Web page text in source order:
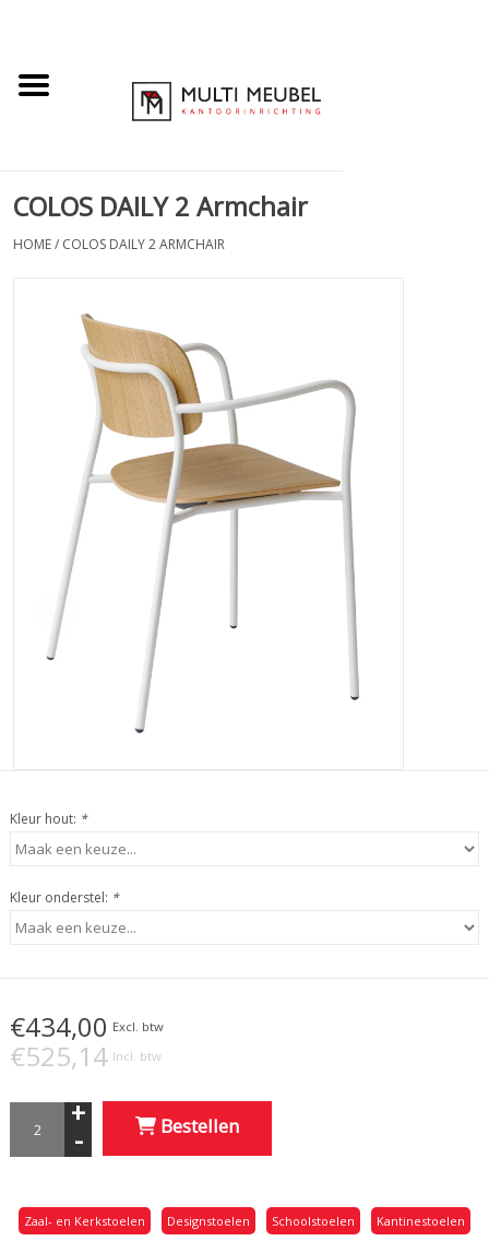
COLOS DAILY 2 Armchair
HOME/ COLOS DAILY 2 ARMCHAIR
Kleur hout: *
Kleur onderstel: *
€434,00 Excl. btw
€525,14 Incl. btw
+
- Bestellen
Zaal- en Kerkstoelen Designstoelen Schoolstoelen Kantinestoelen